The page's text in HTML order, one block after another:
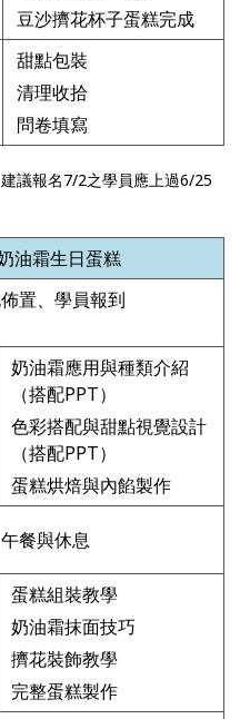
豆沙擠花杯子蛋糕完成
甜點包裝
清理收拾
問卷填寫
議報名7/2之學員應上過6/25
油霜生日蛋糕
置、學員報到
奶油霜應用與種類介紹
（搭配PPT）
色彩搭配與甜點視覺設計
（搭配PPT）
蛋糕烘焙與內餡製作
午餐與休息
蛋糕組裝教學
奶油霜抹面技巧
擠花裝飾教學
完整蛋糕製作